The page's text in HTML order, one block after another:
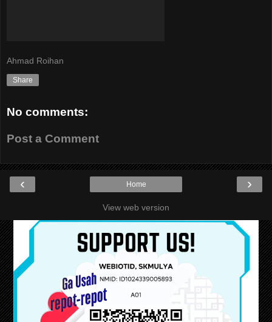
Ahmad Roihan
Share
No comments:
Post a Comment
‹ ›
Home
View web version